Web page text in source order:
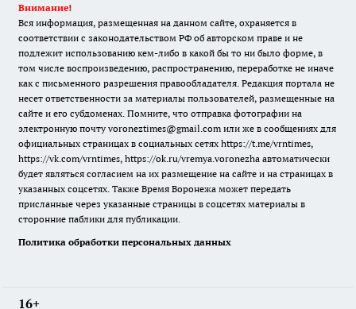
Внимание!
Вся информация, размещенная на данном сайте, охраняется в
соответствии с законодательством РФ об авторском праве и не
подлежит использованию кем-либо в какой бы то ни было форме, в
том числе воспроизведению, распространению, переработке не иначе
как с письменного разрешения правообладателя. Редакция портала не
несет ответственности за материалы пользователей, размещенные на
сайте и его субдоменах. Помните, что отправка фотографии на
электронную почту voroneztimes@gmail.com или же в сообщениях для
официальных страницах в социальных сетях https://t.me/vrntimes,
https://vk.com/vrntimes, https://ok.ru/vremya.voronezha автоматически
будет являться согласием на их размещение на сайте и на страницах в
указанных соцсетях. Также Время Воронежа может передать
присланные через указанные страницы в соцсетях материалы в
сторонние паблики для публикации.
Политика обработки персональных данных
16+